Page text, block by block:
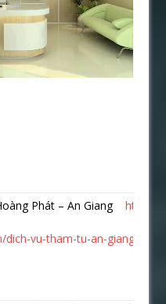
Phát – An Gianghttps://
vu-tham-tu-an-giang-uy-